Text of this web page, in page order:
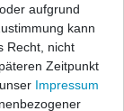
aufgrund
kann
Recht, nicht
Zeitpunkt
Impressum